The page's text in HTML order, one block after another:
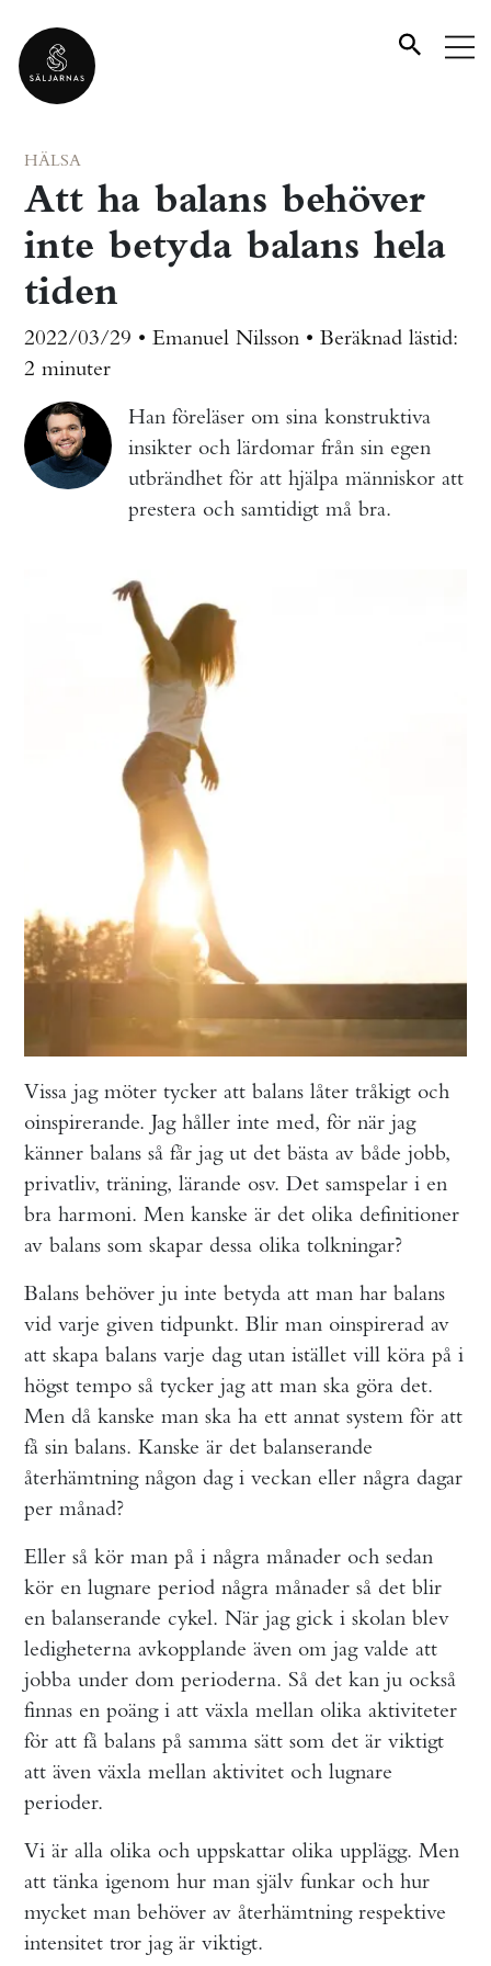
HÄLSA
Att ha balans behöver
inte betyda balans hela
tiden
2022/03/29 • Emanuel Nilsson • Beräknad lästid:
2 minuter
Han föreläser om sina konstruktiva
insikter och lärdomar från sin egen
utbrändhet för att hjälpa människor att
prestera och samtidigt må bra.
Vissa jag möter tycker att balans låter tråkigt och
oinspirerande. Jag håller inte med, för när jag
känner balans så får jag ut det bästa av både jobb,
privatliv, träning, lärande osv. Det samspelar i en
bra harmoni. Men kanske är det olika definitioner
av balans som skapar dessa olika tolkningar?
Balans behöver ju inte betyda att man har balans
vid varje given tidpunkt. Blir man oinspirerad av
att skapa balans varje dag utan istället vill köra på i
högst tempo så tycker jag att man ska göra det.
Men då kanske man ska ha ett annat system för att
få sin balans. Kanske är det balanserande
återhämtning någon dag i veckan eller några dagar
per månad?
Eller så kör man på i några månader och sedan
kör en lugnare period några månader så det blir
en balanserande cykel. När jag gick i skolan blev
ledigheterna avkopplande även om jag valde att
jobba under dom perioderna. Så det kan ju också
finnas en poäng i att växla mellan olika aktiviteter
för att få balans på samma sätt som det är viktigt
att även växla mellan aktivitet och lugnare
perioder.
Vi är alla olika och uppskattar olika upplägg. Men
att tänka igenom hur man själv funkar och hur
mycket man behöver av återhämtning respektive
intensitet tror jag är viktigt.